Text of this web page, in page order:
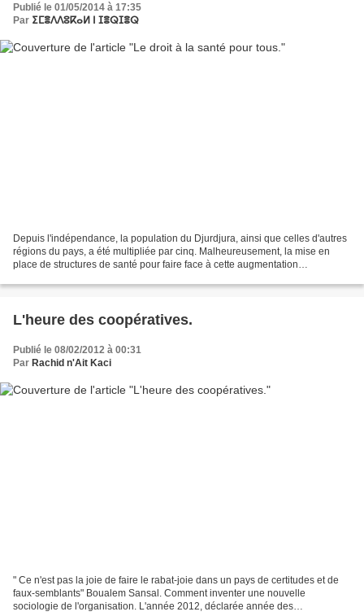
Publié le 01/05/2014 à 17:35
Par ⵉⵎⴻⴷⴷⵓⴽⴰⵍ ⵏ ⵊⴻⵕⵊⴻⵕ
Depuis l'indépendance, la population du Djurdjura, ainsi que celles d'autres
régions du pays, a été multipliée par cinq. Malheureusement, la mise en
place de structures de santé pour faire face à cette augmentation
L'heure des coopératives.
Publié le 08/02/2012 à 00:31
Par Rachid n'Ait Kaci
" Ce n'est pas la joie de faire le rabat-joie dans un pays de certitudes et de
faux-semblants" Boualem Sansal. Comment inventer une nouvelle
sociologie de l'organisation. L'année 2012, déclarée année des